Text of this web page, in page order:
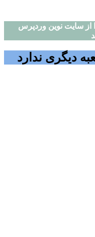
از سایت نوین وردپرس
دیگری ندارد